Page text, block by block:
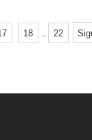
18 22